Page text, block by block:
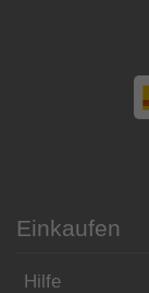
Einkaufen
Hilfe